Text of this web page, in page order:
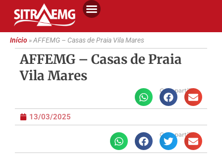
Início»AFFEMG – Casas de Praia Vila Mares
AFFEMG – Casas de Praia
Vila Mares
Compartilhe
13/03/2025
Compartilhe